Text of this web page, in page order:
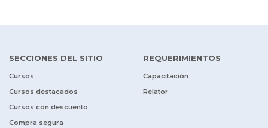
SECCIONES DEL SITIO
Cursos
Cursos destacados
Cursos con descuento
Compra segura
REQUERIMIENTOS
Capacitación
Relator